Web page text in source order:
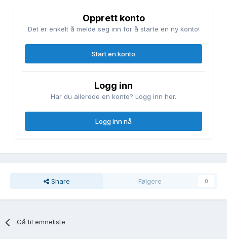
Opprett konto
Det er enkelt å melde seg inn for å starte en ny konto!
Start en konto
Logg inn
Har du allerede en konto? Logg inn her.
Logg inn nå
Share Følgere 0
Gå til emneliste